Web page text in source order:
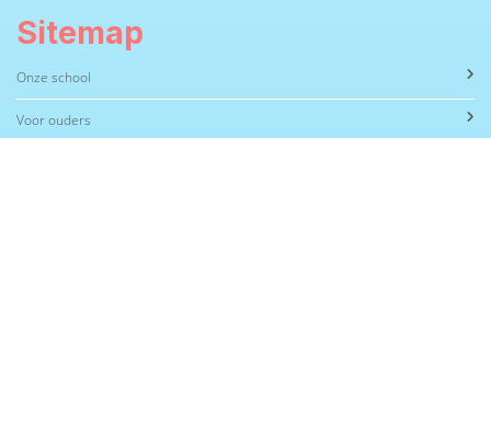
Sitemap
Onze school
Voor ouders